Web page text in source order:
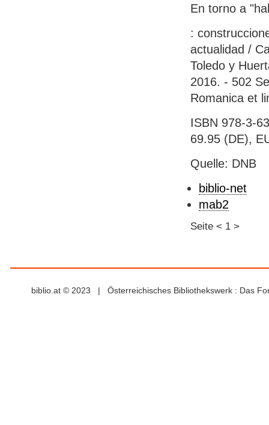
En torno a
:
actualidad /
Toledo y
2016. - 502
Romanica et
ISBN 978-3-
69.95 (DE),
Quelle: DNB
biblio-net
mab2
Seite < 1 >
biblio.at © 2023 | Österreichisches Bibliothekswerk : Das